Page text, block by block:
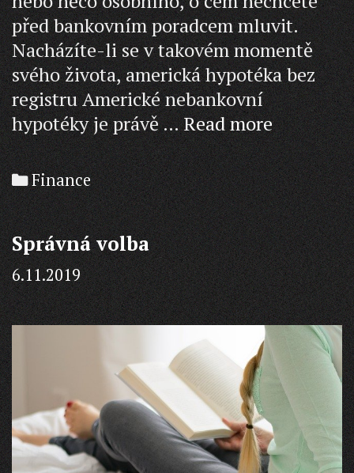
před bankovním poradcem mluvit.
Nacházíte-li se v takovém momentě
svého života, americká hypotéka bez
registru Americké nebankovní
hypotéky je právě …Read moreCo
znamená
americká
hypotéka
a
vyplatí
se?
Categories
Finance
Správná volba
6.11.2019